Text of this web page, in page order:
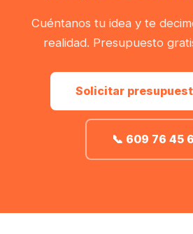
Cuéntanos tu idea y te
realidad. Presupuesto
Solicitar
📞 609 76 45